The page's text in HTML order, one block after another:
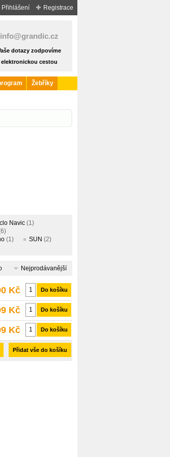
Registrace
Přihlášení
info@grandic.cz
dotazy zodpovíme
elektronickou cestou
Žebříky
Navic (1)
(1) SUN (2)
Nejprodávanější
Do košíku
Kč
Do košíku
Kč
Do košíku
Kč